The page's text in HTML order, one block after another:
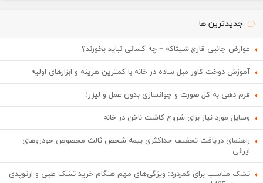
جدیدترین ها
عوارض جانبی قارچ شیتاکه + چه کسانی نباید بخورند؟
آموزش دوخت کاور مبل ساده در خانه با کمترین هزینه و ابزارهای اولیه
فرم دهی به کل صورت و جوانسازی بدون عمل و لیزر!
وسایل مورد نیاز برای شروع کاشت ناخن در خانه
راهنمای دریافت تخفیف حداکثری بیمه شخص ثالث مخصوص خودروهای
ایرانی
تشک مناسب برای کمردرد: ویژگی‌های مهم هنگام خرید تشک طبی و ارتوپدی